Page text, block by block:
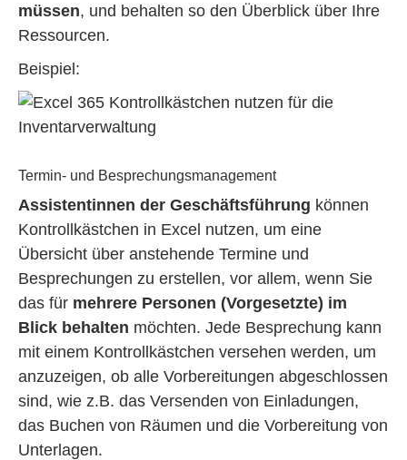
müssen, und behalten so den Überblick über Ihre
Ressourcen.
Beispiel:
Termin- und Besprechungsmanagement
Assistentinnen der Geschäftsführung können
Kontrollkästchen in Excel nutzen, um eine
Übersicht über anstehende Termine und
Besprechungen zu erstellen, vor allem, wenn Sie
das für mehrere Personen (Vorgesetzte) im
Blick behalten möchten. Jede Besprechung kann
mit einem Kontrollkästchen versehen werden, um
anzuzeigen, ob alle Vorbereitungen abgeschlossen
sind, wie z.B. das Versenden von Einladungen,
das Buchen von Räumen und die Vorbereitung von
Unterlagen.